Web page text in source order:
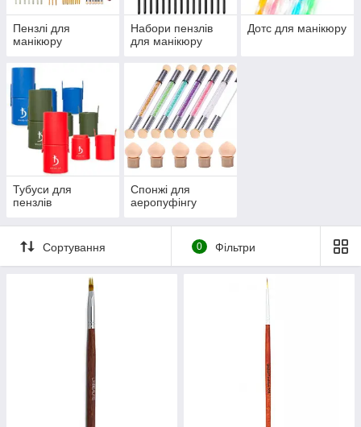
Пензлі для
манікюру
Набори пензлів
для манікюру
Дотс для манікюру
Тубуси для
пензлів
Спонжі для
аеропуфінгу
Сортування 0 Фільтри